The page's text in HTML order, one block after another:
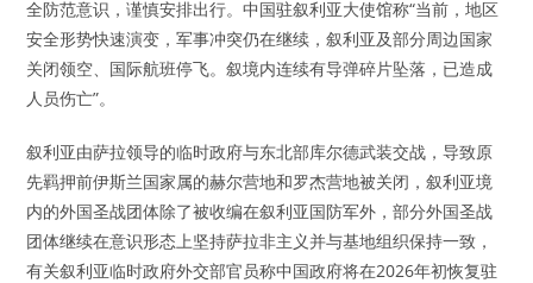
全防范意识，谨慎安排出行。中国驻叙利亚大使馆称“当前，地区
安全形势快速演变，军事冲突仍在继续，叙利亚及部分周边国家
关闭领空、国际航班停飞。叙境内连续有导弹碎片坠落，已造成
人员伤亡”。
叙利亚由萨拉领导的临时政府与东北部库尔德武装交战，导致原
先羁押前伊斯兰国家属的赫尔营地和罗杰营地被关闭，叙利亚境
内的外国圣战团体除了被收编在叙利亚国防军外，部分外国圣战
团体继续在意识形态上坚持萨拉非主义并与基地组织保持一致，
有关叙利亚临时政府外交部官员称中国政府将在2026年初恢复驻